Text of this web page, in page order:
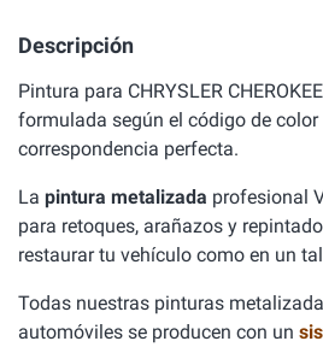
Descripción
Pintura para CHRYSLER
formulada según el código de color
correspondencia perfecta.
La pintura metalizada profesional
para retoques, arañazos y
restaurar tu vehículo como en un
Todas nuestras pinturas
automóviles se producen con un